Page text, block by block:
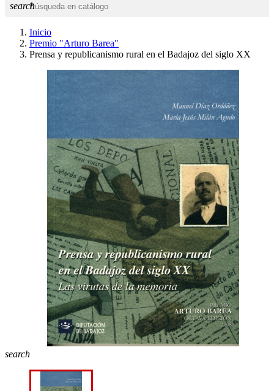
search
Inicio
Premio "Arturo Barea"
Prensa y republicanismo rural en el Badajoz del siglo XX
search